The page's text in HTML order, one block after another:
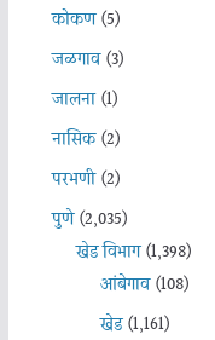
कोकण(5)
जळगाव(3)
जालना(1)
नासिक(2)
परभणी(2)
पुणे(2,035)
खेड विभाग(1,398)
आंबेगाव(108)
खेड(1,161)